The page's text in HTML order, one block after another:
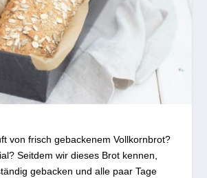
von frisch gebackenem Vollkornbrot?
Seitdem wir dieses Brot kennen,
gebacken und alle paar Tage